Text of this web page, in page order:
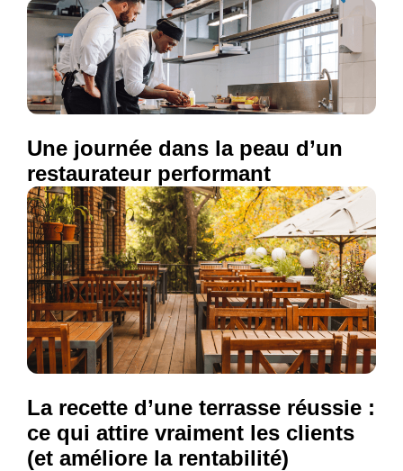
Une journée dans la peau d’un
restaurateur performant
La recette d’une terrasse réussie :
ce qui attire vraiment les clients
(et améliore la rentabilité)